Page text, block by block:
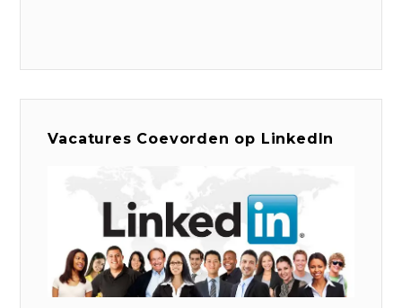
Vacatures Coevorden op LinkedIn